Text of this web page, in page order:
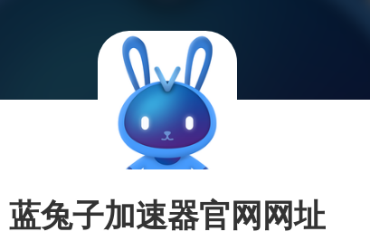
蓝兔子加速器官网网址